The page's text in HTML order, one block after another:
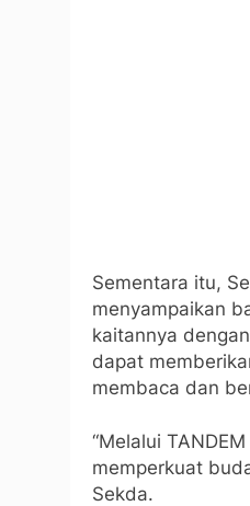
Sementara itu,
menyampaikan
kaitannya
dapat
membaca dan
“Melalui
memperkuat
Sekda.